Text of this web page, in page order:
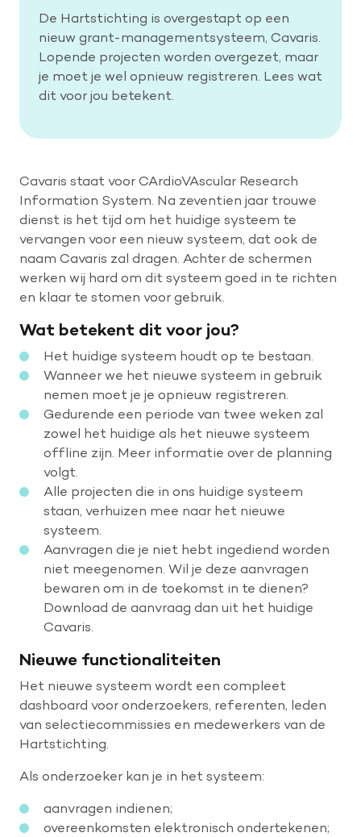
De Hartstichting is overgestapt op een
nieuw grant-managementsysteem, Cavaris.
Lopende projecten worden overgezet, maar
je moet je wel opnieuw registreren. Lees wat
dit voor jou betekent.
Cavaris staat voor CArdioVAscular Research
Information System. Na zeventien jaar trouwe
dienst is het tijd om het huidige systeem te
vervangen voor een nieuw systeem, dat ook de
naam Cavaris zal dragen. Achter de schermen
werken wij hard om dit systeem goed in te richten
en klaar te stomen voor gebruik.
Wat betekent dit voor jou?
Het huidige systeem houdt op te bestaan.
​Wanneer we het nieuwe systeem in gebruik
nemen moet je je opnieuw registreren.
Gedurende een periode van twee weken zal
zowel het huidige als het nieuwe systeem
offline zijn. Meer informatie over de planning
volgt.
Alle projecten die in ons huidige systeem
staan, verhuizen mee naar het nieuwe
systeem.
Aanvragen die je niet hebt ingediend worden
niet meegenomen. Wil je deze aanvragen
bewaren om in de toekomst in te dienen?
Download de aanvraag dan uit het huidige
Cavaris.
Nieuwe functionaliteiten
Het nieuwe systeem wordt een compleet
dashboard voor onderzoekers, referenten, leden
van selectiecommissies en medewerkers van de
Hartstichting.
Als onderzoeker kan je in het systeem:
aanvragen indienen;
​​overeenkomsten elektronisch ondertekenen;